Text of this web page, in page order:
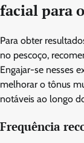
facial para
Para obter
no pescoço,
Engajar-se nesses
melhorar o tônus
notáveis ao longo
Frequência